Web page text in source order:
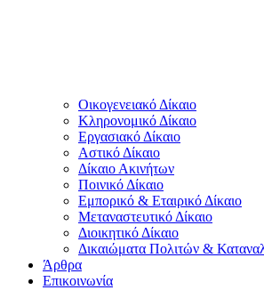
Οικογενειακό Δίκαιο
Κληρονομικό Δίκαιο
Εργασιακό Δίκαιο
Αστικό Δίκαιο
Δίκαιο Ακινήτων
Ποινικό Δίκαιο
Εμπορικό & Εταιρικό Δίκαιο
Μεταναστευτικό Δίκαιο
Διοικητικό Δίκαιο
Δικαιώματα Πολιτών &
Άρθρα
Επικοινωνία